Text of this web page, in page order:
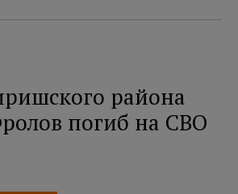
района
погиб на СВО